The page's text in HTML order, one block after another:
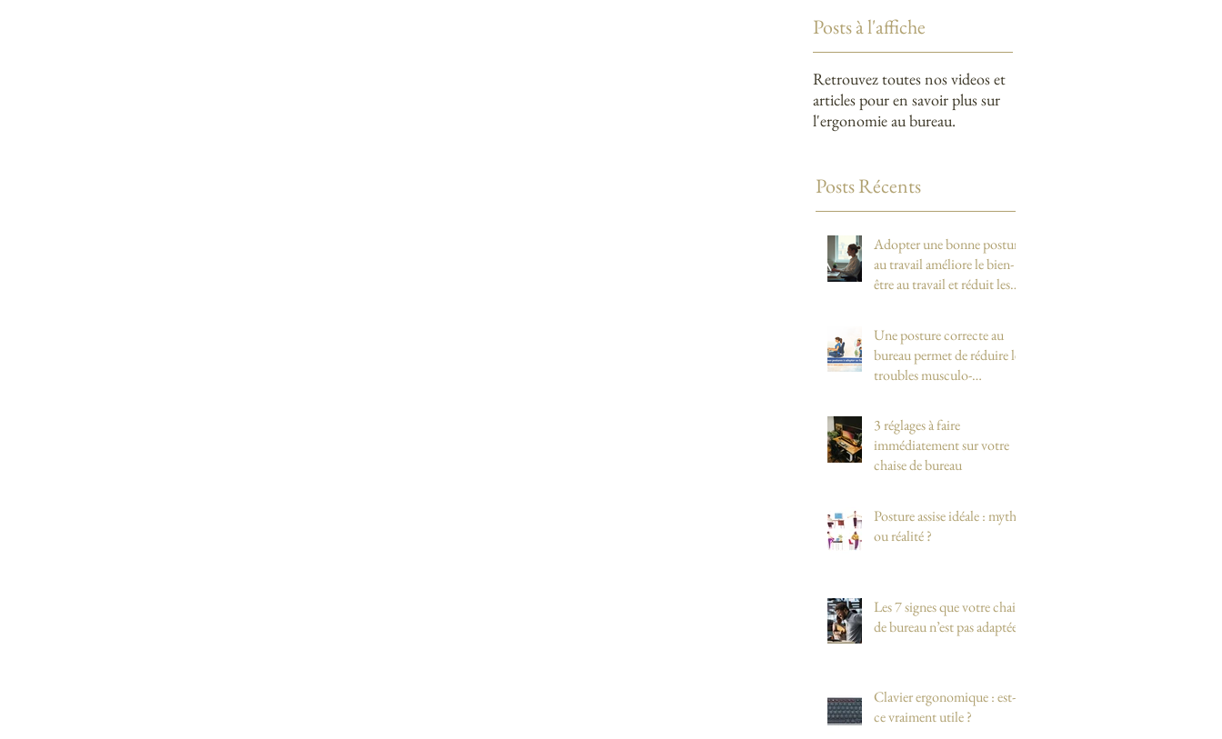
Posts à l'affiche
Retrouvez toutes nos videos et
articles pour en savoir plus sur
l'ergonomie au bureau.
Posts Récents
Adopter une bonne posture
au travail améliore le bien-
être au travail et réduit les
Une posture correcte au
bureau permet de réduire les
troubles musculo-
3 réglages à faire
immédiatement sur votre
chaise de bureau
Posture assise idéale : mythe
ou réalité ?
Les 7 signes que votre chaise
de bureau n’est pas adaptée
Clavier ergonomique : est-
ce vraiment utile ?